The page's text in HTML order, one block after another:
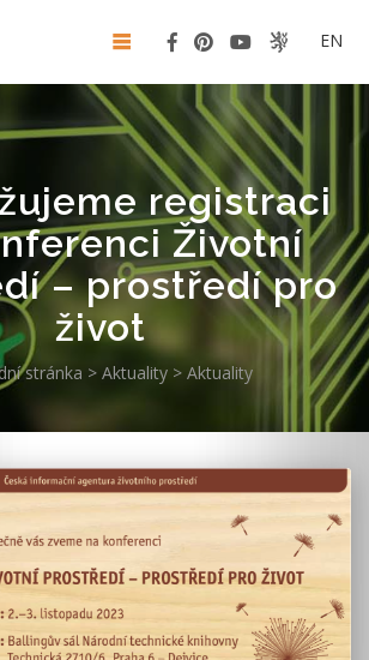
EN
registraci
Životní
– prostředí pro
život
stránka > Aktuality > Aktuality